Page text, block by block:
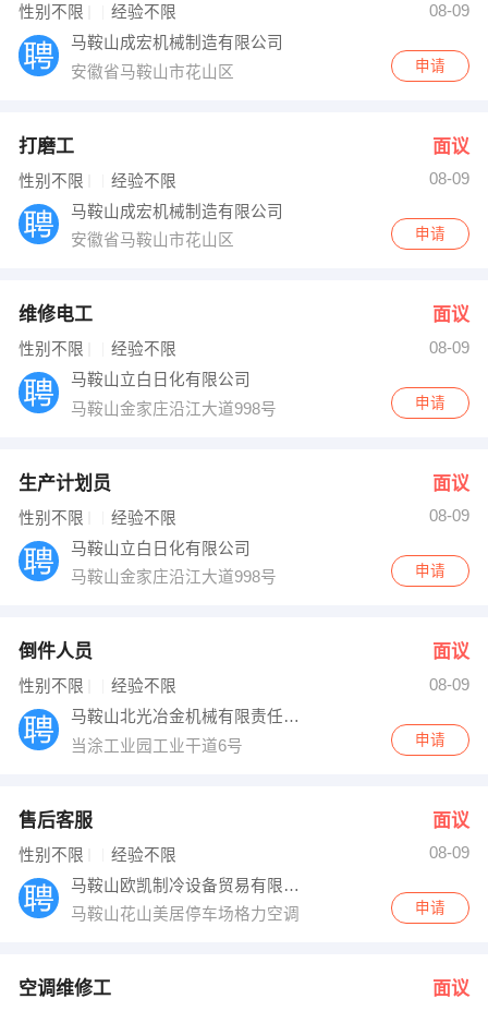
出纳
编辑
跟单
其他职位
性别不限 经验不限
08-09
马鞍山成宏机械制造有限公司
安徽省马鞍山市花山区
申请
打磨工 面议
性别不限 经验不限
08-09
马鞍山成宏机械制造有限公司
安徽省马鞍山市花山区
申请
维修电工 面议
性别不限 经验不限
08-09
马鞍山立白日化有限公司
马鞍山金家庄沿江大道998号
申请
生产计划员 面议
性别不限 经验不限
08-09
马鞍山立白日化有限公司
马鞍山金家庄沿江大道998号
申请
倒件人员 面议
性别不限 经验不限
08-09
马鞍山北光冶金机械有限责任公司
当涂工业园工业干道6号
申请
售后客服 面议
性别不限 经验不限
08-09
马鞍山欧凯制冷设备贸易有限公司
马鞍山花山美居停车场格力空调
申请
空调维修工 面议